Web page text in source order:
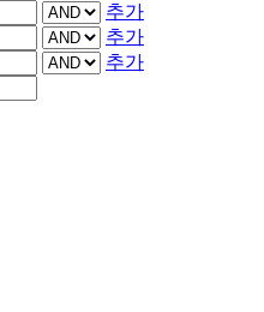
추가
추가
추가